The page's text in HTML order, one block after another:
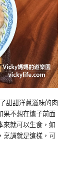
甜甜洋蔥滋味的肉
果不想在爐子前面
來就可以生食，如
烹調就是這樣，可